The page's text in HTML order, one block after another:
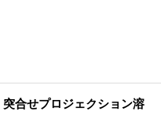
合せプロジェクション溶